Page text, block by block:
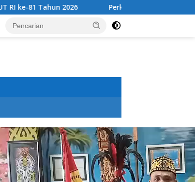
Perkuat Sinergi Tingkatkan Pendapatan